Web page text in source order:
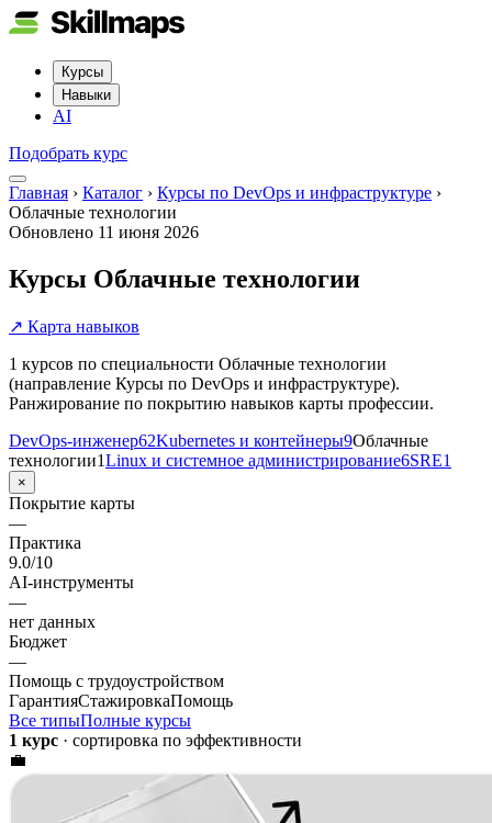
Курсы
Навыки
AI
Подобрать курс
Главная › Каталог › Курсы по DevOps и инфраструктуре ›
Облачные технологии
Обновлено 11 июня 2026
Курсы Облачные технологии
↗ Карта навыков
1 курсов по специальности Облачные технологии
(направление Курсы по DevOps и инфраструктуре).
Ранжирование по покрытию навыков карты профессии.
DevOps-инженер62Kubernetes и контейнеры9Облачные
технологии1Linux и системное администрирование6SRE1
×
Покрытие карты
—
Практика
9.0/10
AI-инструменты
—
нет данных
Бюджет
—
Помощь с трудоустройством
ГарантияСтажировкаПомощь
Все типыПолные курсы
1 курс · сортировка по эффективности
💼